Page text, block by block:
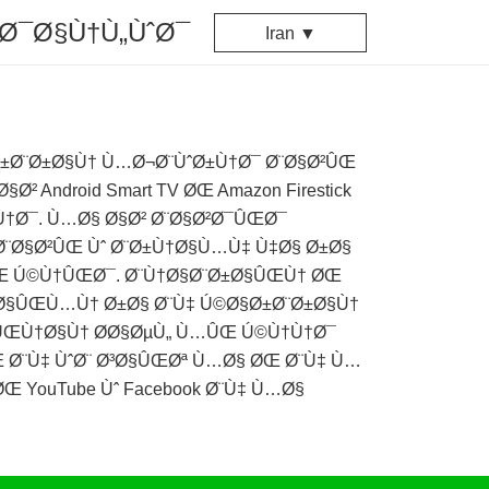
Ø¯Ø§Ù†Ù„ÙˆØ¯ Iran ▼
Ù…Ø¬Ø¨ÙˆØ±Ù†Ø¯ Ø¨Ø§Ø²ÛŒ
Android Smart TV ØŒ Amazon Firestick
Ù…Ø§ Ø§Ø² Ø¨Ø§Ø²Ø¯ÛŒØ¯
Ùˆ Ø¨Ø±Ù†Ø§Ù…Ù‡ Ù‡Ø§ Ø±Ø§
Ú©Ù†ÛŒØ¯. Ø¨Ù†Ø§Ø¨Ø±Ø§ÛŒÙ† ØŒ
Ø±Ø§ Ø¨Ù‡ Ú©Ø§Ø±Ø¨Ø±Ø§Ù†
Ø­Ø§ØµÙ„ Ù…ÛŒ Ú©Ù†Ù†Ø¯
ÙˆØ¨ Ø³Ø§ÛŒØª Ù…Ø§ ØŒ Ø¨Ù‡ Ù…
Ùˆ Facebook Ø¨Ù‡ Ù…Ø§